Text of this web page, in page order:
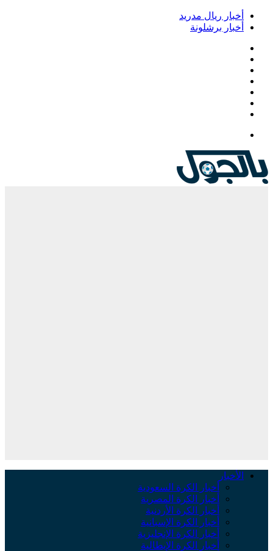
أخبار ريال مدريد
أخبار برشلونة
الأخبار
أخبار الكرة السعودية
أخبار الكرة المصرية
أخبار الكرة الأردنية
أخبار الكرة الإسبانية
أخبار الكرة الإنجليزية
أخبار الكرة الإيطالية